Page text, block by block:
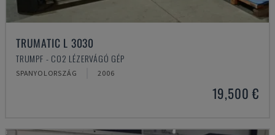
TRUMATIC L 3030
TRUMPF - CO2 LÉZERVÁGÓ GÉP
SPANYOLORSZÁG 2006
19,500 €